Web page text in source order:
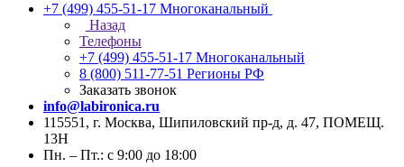
+7 (499) 455-51-17 Многоканальный
Назад
Телефоны
+7 (499) 455-51-17 Многоканальный
8 (800) 511-77-51 Регионы РФ
Заказать звонок
info@labironica.ru
115551, г. Москва, Шипиловский пр-д, д. 47, ПОМЕЩ.
13Н
Пн. – Пт.: с 9:00 до 18:00